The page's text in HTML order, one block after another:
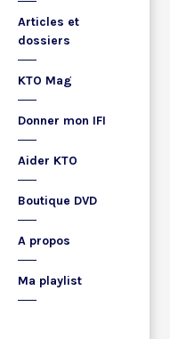
Articles et
dossiers
KTO Mag
Donner mon IFI
Aider KTO
Boutique DVD
A propos
Ma playlist